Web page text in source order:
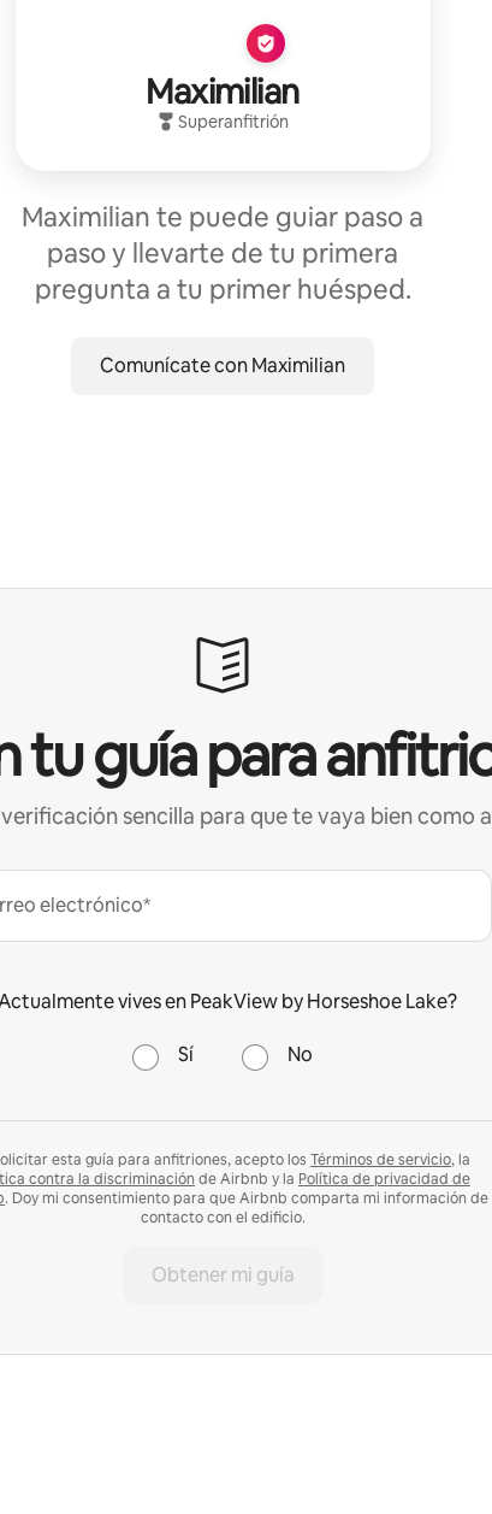
Maximilian
Superanfitrión
Maximilian te puede guiar paso a
paso y llevarte de tu primera
pregunta a tu primer huésped.
Comunícate con Maximilian
tu guía para
sencilla para que te vaya bien como
electrónico*
vives en PeakView by Horseshoe Lake?
Sí No
esta guía para anfitriones, acepto los Términos de servicio, la
contra la discriminación de Airbnb y la Política de privacidad de
. Doy mi consentimiento para que Airbnb comparta mi información de
contacto con el edificio.
Obtener mi guía